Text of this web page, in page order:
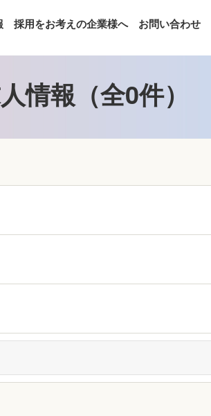
採用をお考えの企業様へ お問い合わせ
情報（全0件）